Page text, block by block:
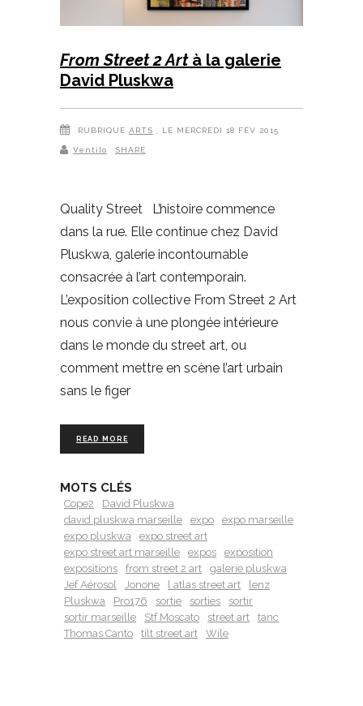
From Street 2 Art à la galerie
David Pluskwa
RUBRIQUE ARTS , LE MERCREDI 18 FÉV 2015
Ventilo SHARE
Quality Street L’histoire commence
dans la rue. Elle continue chez David
Pluskwa, galerie incontournable
consacrée à l’art contemporain.
L’exposition collective From Street 2 Art
nous convie à une plongée intérieure
dans le monde du street art, ou
comment mettre en scène l’art urbain
sans le figer
READ MORE
MOTS CLÉS
Cope2
David Pluskwa
david pluskwa marseille
expo
expo marseille
expo pluskwa
expo street art
expo street art marseille
expos
exposition
expositions
from street 2 art
galerie pluskwa
Jef Aérosol
Jonone l atlas street art
lenz
Pluskwa
Pro176 sortie sorties
sortir
sortir marseille
Stf Moscato street art
tanc
Thomas Canto
tilt street art Wile